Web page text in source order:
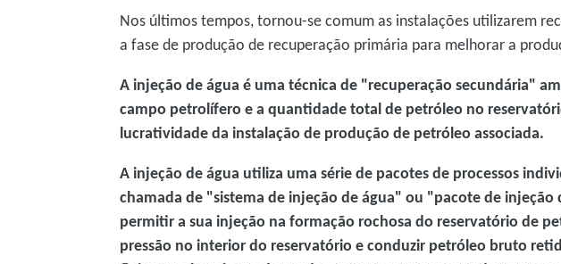
Nos últimos tempos, tornou-se comum as instalações utilizarem
a fase de produção de recuperação primária para melhorar a
A injeção de água é uma técnica de "recuperação secundária"
campo petrolífero e a quantidade total de petróleo no
lucratividade da instalação de produção de petróleo associada.
A injeção de água utiliza uma série de pacotes de processos
chamada de "sistema de injeção de água" ou "pacote de
permitir a sua injeção na formação rochosa do reservatório de
pressão no interior do reservatório e conduzir petróleo bruto